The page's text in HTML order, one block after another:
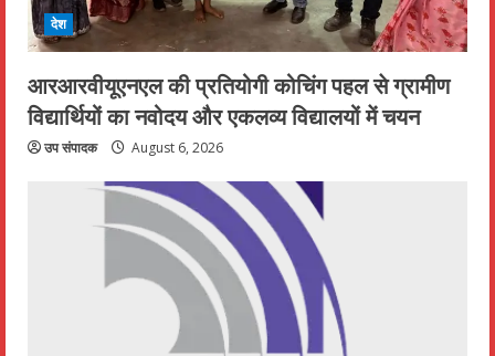
देश
आरआरवीयूएनएल की प्रतियोगी कोचिंग पहल से ग्रामीण
विद्यार्थियों का नवोदय और एकलव्य विद्यालयों में चयन
उप संपादक August 6, 2026